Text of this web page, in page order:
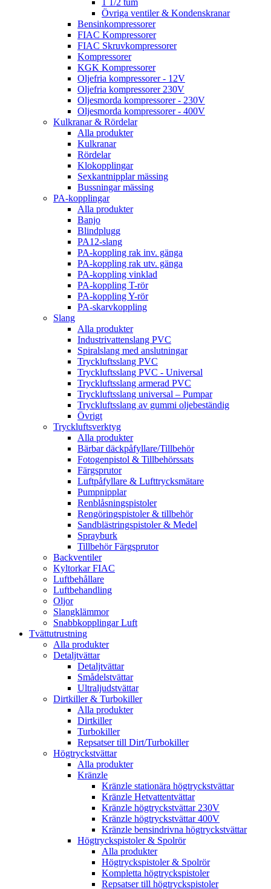
1 1/2 tum
Övriga ventiler & Kondenskranar
Bensinkompressorer
FIAC Kompressorer
FIAC Skruvkompressorer
Kompressorer
KGK Kompressorer
Oljefria kompressorer - 12V
Oljefria kompressorer 230V
Oljesmorda kompressorer - 230V
Oljesmorda kompressorer - 400V
Kulkranar & Rördelar
Alla produkter
Kulkranar
Rördelar
Klokopplingar
Sexkantnipplar mässing
Bussningar mässing
PA-kopplingar
Alla produkter
Banjo
Blindplugg
PA12-slang
PA-koppling rak inv. gänga
PA-koppling rak utv. gänga
PA-koppling vinklad
PA-koppling T-rör
PA-koppling Y-rör
PA-skarvkoppling
Slang
Alla produkter
Industrivattenslang PVC
Spiralslang med anslutningar
Tryckluftsslang PVC
Tryckluftsslang PVC - Universal
Tryckluftsslang armerad PVC
Tryckluftsslang universal – Pumpar
Tryckluftsslang av gummi oljebeständig
Övrigt
Tryckluftsverktyg
Alla produkter
Bärbar däckpåfyllare/Tillbehör
Fotogenpistol & Tillbehörssats
Färgsprutor
Luftpåfyllare & Lufttrycksmätare
Pumpnipplar
Renblåsningspistoler
Rengöringspistoler & tillbehör
Sandblästringspistoler & Medel
Sprayburk
Tillbehör Färgsprutor
Backventiler
Kyltorkar FIAC
Luftbehållare
Luftbehandling
Oljor
Slangklämmor
Snabbkopplingar Luft
Tvättutrustning
Alla produkter
Detaljtvättar
Detaljtvättar
Smådelstvättar
Ultraljudstvättar
Dirtkiller & Turbokiller
Alla produkter
Dirtkiller
Turbokiller
Repsatser till Dirt/Turbokiller
Högtryckstvättar
Alla produkter
Kränzle
Kränzle stationära högtryckstvättar
Kränzle Hetvattentvättar
Kränzle högtryckstvättar 230V
Kränzle högtryckstvättar 400V
Kränzle bensindrivna högtryckstvättar
Högtryckspistoler & Spolrör
Alla produkter
Högtryckspistoler & Spolrör
Kompletta högtryckspistoler
Repsatser till högtryckspistoler